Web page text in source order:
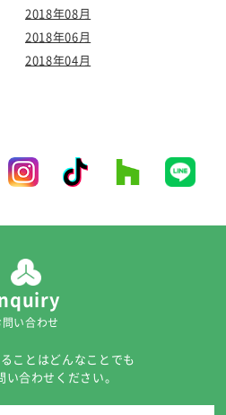
2018年08月
2018年06月
2018年04月
問い合わせ
ことはどんなことでも
い合わせください。